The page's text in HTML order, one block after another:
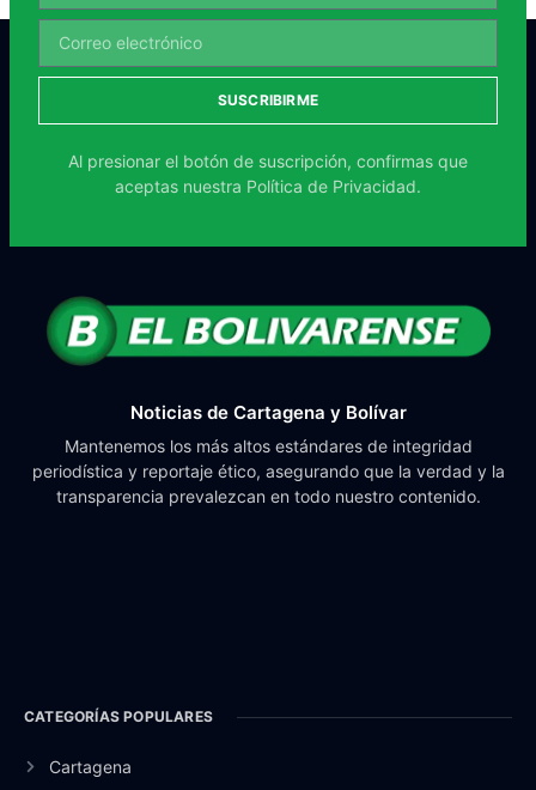
SUSCRIBIRME
Al presionar el botón de suscripción, confirmas que
aceptas nuestra Política de Privacidad.
Noticias de Cartagena y Bolívar
Mantenemos los más altos estándares de integridad
periodística y reportaje ético, asegurando que la verdad y la
transparencia prevalezcan en todo nuestro contenido.
CATEGORÍAS POPULARES
Cartagena